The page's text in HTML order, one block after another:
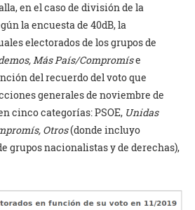
en el caso de división de la
la encuesta de 40dB, la
electorados de los grupos de
Más País/Compromíse
del recuerdo del voto que
generales de noviembre de
cinco categorías: PSOE, Unidas
Otros(donde incluyo
grupos nacionalistas y de derechas),